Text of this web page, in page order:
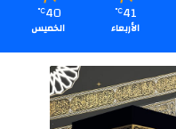
41
℃
الأربعاء
40
℃
الخميس